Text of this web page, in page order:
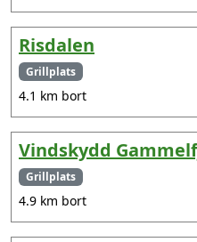
Risdalen
Grillplats
4.1 km bort
Vindskydd
Grillplats
4.9 km bort